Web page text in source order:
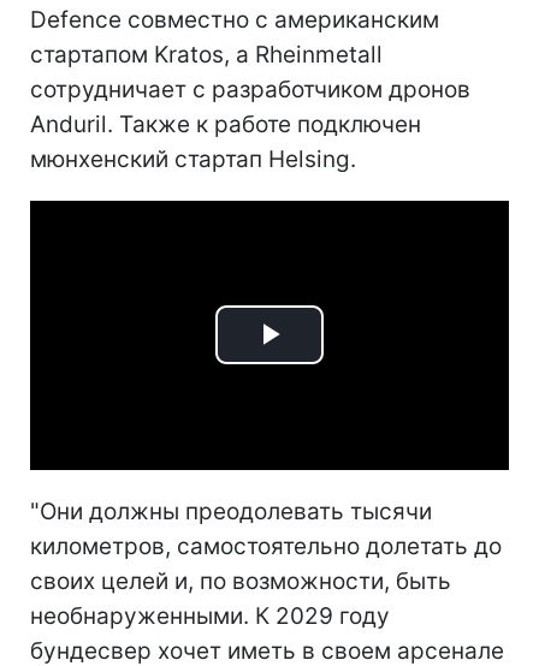
Defence совместно с американским
стартапом Kratos, а Rheinmetall
сотрудничает с разработчиком дронов
Anduril. Также к работе подключен
мюнхенский стартап Helsing.
Play
"Они должны преодолевать тысячи
километров, самостоятельно долетать до
своих целей и, по возможности, быть
необнаруженными. К 2029 году
бундесвер хочет иметь в своем арсенале